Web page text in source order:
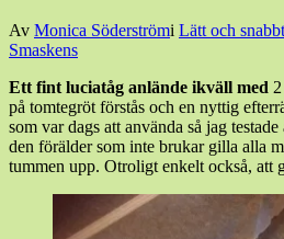
Den
13
2017
Av Monica Söderströmi Lätt och snabbt
Smaskens
Ett fint luciatåg anlände ikväll med
på tomtegröt förstås och en nyttig
som var dags att använda så jag
den förälder som inte brukar gilla alla
tummen upp. Otroligt enkelt också, att